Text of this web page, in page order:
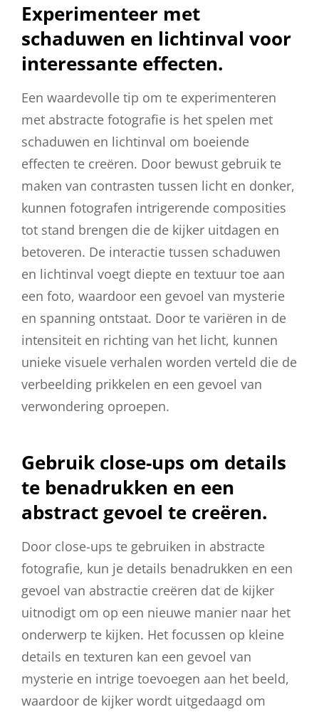
Experimenteer met
schaduwen en lichtinval voor
interessante effecten.
Een waardevolle tip om te experimenteren
met abstracte fotografie is het spelen met
schaduwen en lichtinval om boeiende
effecten te creëren. Door bewust gebruik te
maken van contrasten tussen licht en donker,
kunnen fotografen intrigerende composities
tot stand brengen die de kijker uitdagen en
betoveren. De interactie tussen schaduwen
en lichtinval voegt diepte en textuur toe aan
een foto, waardoor een gevoel van mysterie
en spanning ontstaat. Door te variëren in de
intensiteit en richting van het licht, kunnen
unieke visuele verhalen worden verteld die de
verbeelding prikkelen en een gevoel van
verwondering oproepen.
Gebruik close-ups om details
te benadrukken en een
abstract gevoel te creëren.
Door close-ups te gebruiken in abstracte
fotografie, kun je details benadrukken en een
gevoel van abstractie creëren dat de kijker
uitnodigt om op een nieuwe manier naar het
onderwerp te kijken. Het focussen op kleine
details en texturen kan een gevoel van
mysterie en intrige toevoegen aan het beeld,
waardoor de kijker wordt uitgedaagd om